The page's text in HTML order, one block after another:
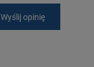
Wyślij opinię